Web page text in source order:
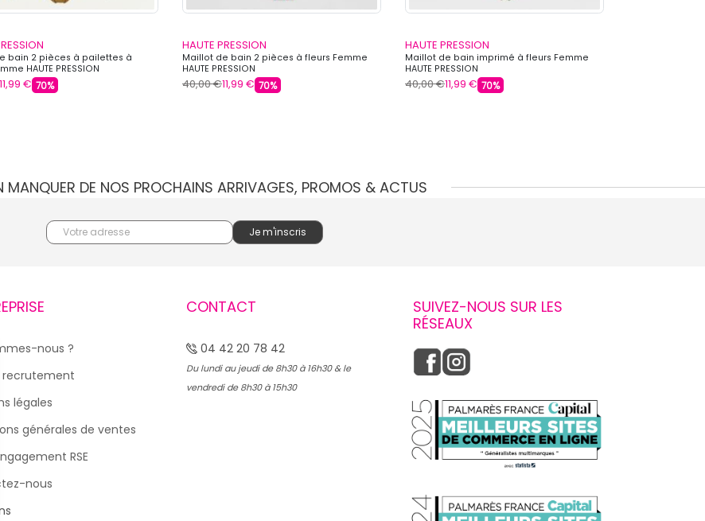
bain 2 pièces à pailettes à
HAUTE PRESSION
11,99 € 70%
HAUTE PRESSION
Maillot de bain 2 pièces à fleurs Femme
HAUTE PRESSION
40,00 €11,99 € 70%
HAUTE PRESSION
Maillot de bain imprimé à fleurs Femme
HAUTE PRESSION
40,00 €11,99 € 70%
MANQUER DE NOS PROCHAINS ARRIVAGES, PROMOS & ACTUS
nous ?
recrutement
légales
générales de ventes
RSE
nous
CONTACT
04 42 20 78 42
Du lundi au jeudi de 8h30 à 16h30 & le
vendredi de 8h30 à 15h30
SUIVEZ-NOUS SUR LES
RÉSEAUX